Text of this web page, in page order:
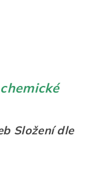
Složení dle